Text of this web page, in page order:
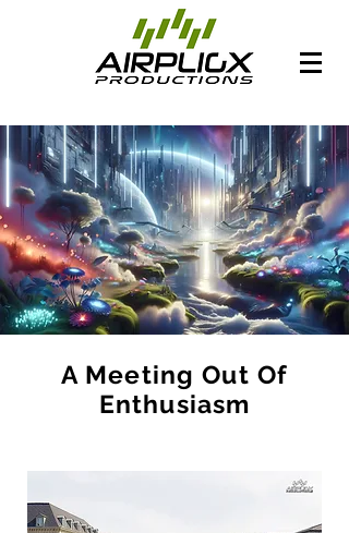
A Meeting Out Of
Enthusiasm